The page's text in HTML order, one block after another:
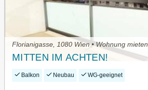
Florianigasse, 1080 Wien • Wohnung mieten
MITTEN IM ACHTEN!
Balkon Neubau WG-geeignet